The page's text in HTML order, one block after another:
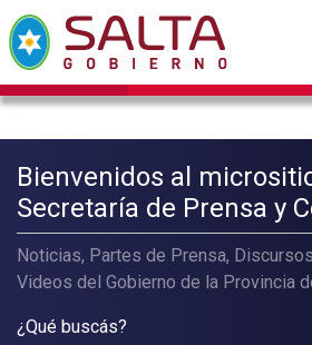
Bienvenidos al
Secretaría de Prensa y
Noticias, Partes de Prensa,
Videos del Gobierno de la Provincia
¿Qué buscás?